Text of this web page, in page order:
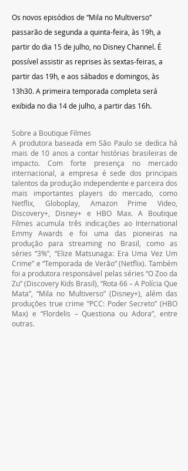
Os novos episódios de “Mila no Multiverso”
passarão de segunda a quinta-feira, às 19h, a
partir do dia 15 de julho, no Disney Channel. É
possível assistir as reprises às sextas-feiras, a
partir das 19h, e aos sábados e domingos, às
13h30. A primeira temporada completa será
exibida no dia 14 de julho, a partir das 16h.
Sobre a Boutique Filmes
A produtora baseada em São Paulo se dedica há
mais de 10 anos a contar histórias brasileiras de
impacto. Com forte presença no mercado
internacional, a empresa é sede dos principais
talentos da produção independente e parceira dos
mais importantes players do mercado, como
Netflix, Globoplay, Amazon Prime Video,
Discovery+, Disney+ e HBO Max. A Boutique
Filmes acumula três indicações ao International
Emmy Awards e foi uma das pioneiras na
produção para streaming no Brasil, como as
séries “3%”, “Elize Matsunaga: Era Uma Vez Um
Crime” e “Temporada de Verão” (Netflix). Também
foi a produtora responsável pelas séries “O Zoo da
Zu” (Discovery Kids Brasil), “Rota 66 – A Polícia Que
Mata”, “Mila no Multiverso” (Disney+), além das
produções true crime “PCC: Poder Secreto” (HBO
Max) e “Flordelis – Questiona ou Adora”, entre
outras.